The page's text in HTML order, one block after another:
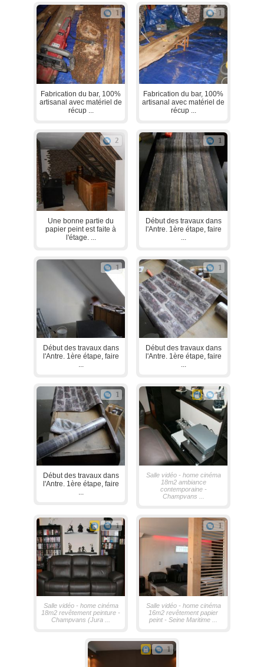
1
Fabrication du bar, 100%
artisanal avec matériel de
récup ...
1
Fabrication du bar, 100%
artisanal avec matériel de
récup ...
2
Une bonne partie du
papier peint est faite à
l'étage. ...
1
Début des travaux dans
l'Antre. 1ère étape, faire
...
1
Début des travaux dans
l'Antre. 1ère étape, faire
...
1
Début des travaux dans
l'Antre. 1ère étape, faire
...
1
Début des travaux dans
l'Antre. 1ère étape, faire
1
Salle vidéo - home cinéma
18m2 ambiance
contemporaine -
Champvans ...
1
Salle vidéo - home cinéma
18m2 revêtement peinture -
Champvans (Jura ...
1
Salle vidéo - home cinéma
16m2 revêtement papier
peint - Seine Maritime ...
1